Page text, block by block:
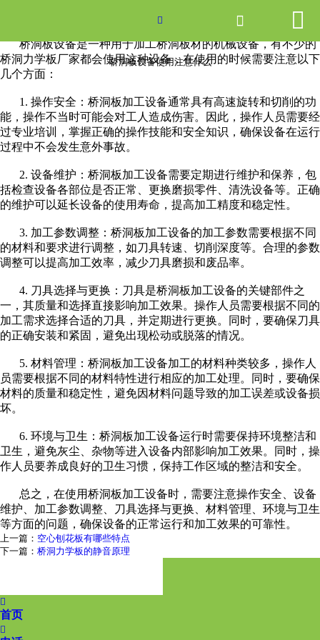
网站首页
产品中心
关于爱游戏ayx体育
联系我们

桥洞板设备使用注意什么
 
桥洞板设备使用注意什么
桥洞板设备是一种用于加工桥洞板材的机械设备，有不少的
桥洞力学板厂家都会使用这种设备，在使用的时候需要注意以下
几个方面：
1. 操作安全：桥洞板加工设备通常具有高速旋转和切削的功
能，操作不当时可能会对工人造成伤害。因此，操作人员需要经
过专业培训，掌握正确的操作技能和安全知识，确保设备在运行
过程中不会发生意外事故。
2. 设备维护：桥洞板加工设备需要定期进行维护和保养，包
括检查设备各部位是否正常、更换磨损零件、清洗设备等。正确
的维护可以延长设备的使用寿命，提高加工精度和稳定性。
3. 加工参数调整：桥洞板加工设备的加工参数需要根据不同
的材料和要求进行调整，如刀具转速、切削深度等。合理的参数
调整可以提高加工效率，减少刀具磨损和废品率。
4. 刀具选择与更换：刀具是桥洞板加工设备的关键部件之
一，其质量和选择直接影响加工效果。操作人员需要根据不同的
加工需求选择合适的刀具，并定期进行更换。同时，要确保刀具
的正确安装和紧固，避免出现松动或脱落的情况。
5. 材料管理：桥洞板加工设备加工的材料种类较多，操作人
员需要根据不同的材料特性进行相应的加工处理。同时，要确保
材料的质量和稳定性，避免因材料问题导致的加工误差或设备损
坏。
6. 环境与卫生：桥洞板加工设备运行时需要保持环境整洁和
卫生，避免灰尘、杂物等进入设备内部影响加工效果。同时，操
作人员要养成良好的卫生习惯，保持工作区域的整洁和安全。
总之，在使用桥洞板加工设备时，需要注意操作安全、设备
维护、加工参数调整、刀具选择与更换、材料管理、环境与卫生
等方面的问题，确保设备的正常运行和加工效果的可靠性。
上一篇： 空心刨花板有哪些特点
下一篇： 桥洞力学板的静音原理

首页
